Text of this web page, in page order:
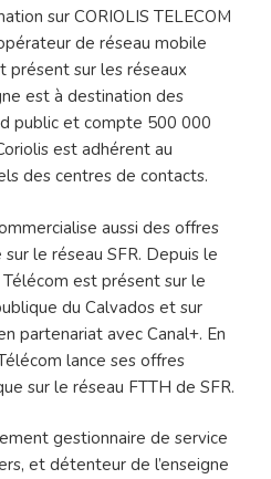
sur CORIOLIS TELECOM
de réseau mobile
présent sur les réseaux
est à destination des
public et compte 500 000
est adhérent au
des centres de contacts.
aussi des offres
le réseau SFR. Depuis le
est présent sur le
du Calvados et sur
partenariat avec Canal+. En
lance ses offres
sur le réseau FTTH de SFR.
gestionnaire de service
et détenteur de l’enseigne